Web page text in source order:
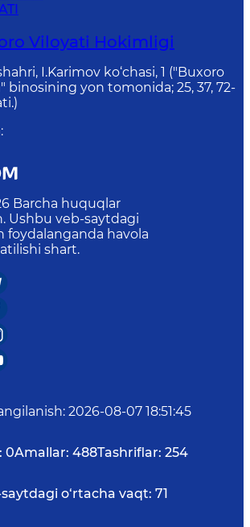
Viloyati Hokimligi
I.Karimov ko‘chаsi, 1 ("Buxoro
binosining yon tomonida; 25, 37, 72-
:
Barcha huquqlar
Ushbu veb-saytdagi
foydalanganda havola
shart.
: 2026-08-07 18:51:45
0Amallar: 488Tashriflar: 254
o‘rtacha vaqt: 71